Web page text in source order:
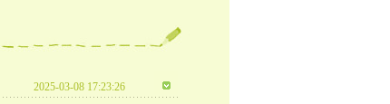
2025-03-08 17:23:26